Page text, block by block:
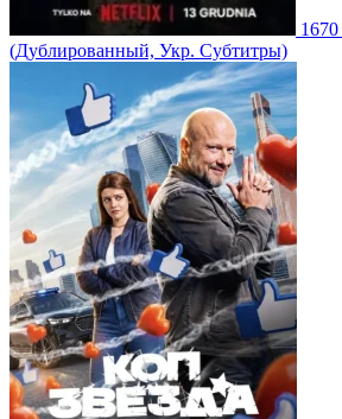
1670
(Дублированный, Укр. Субтитры)